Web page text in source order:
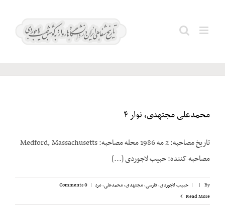
هشترودی؛
محمدعلی مجتهدی، نوار ۴
تاریخ مصاحبه: 2 مه 1986 محله مصاحبه: Medford, Massachusetts
مصاحبه کننده: حبیب لاجوردی [...]
By
|
| حبیب لاجوردی,فارسی,مجتهدی، محمدعلی,مرد |
0 Comments
Read More